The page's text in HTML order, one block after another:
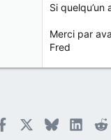
Si
Merci par
Fred
Facebook Bluesky